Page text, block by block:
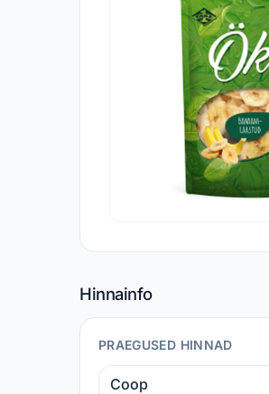
Hinnainfo
PRAEGUSED HINNAD
Coop